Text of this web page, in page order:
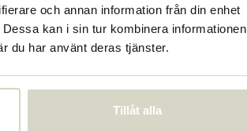
och annan information från din enhet
kan i sin tur kombinera informationen
du har använt deras tjänster.
Tillåt alla